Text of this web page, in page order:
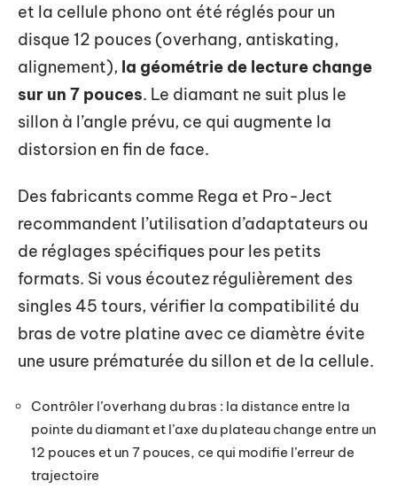
et la cellule phono ont été réglés pour un
disque 12 pouces (overhang, antiskating,
alignement), la géométrie de lecture change
sur un 7 pouces. Le diamant ne suit plus le
sillon à l’angle prévu, ce qui augmente la
distorsion en fin de face.
Des fabricants comme Rega et Pro-Ject
recommandent l’utilisation d’adaptateurs ou
de réglages spécifiques pour les petits
formats. Si vous écoutez régulièrement des
singles 45 tours, vérifier la compatibilité du
bras de votre platine avec ce diamètre évite
une usure prématurée du sillon et de la cellule.
Contrôler l’overhang du bras : la distance entre la
pointe du diamant et l’axe du plateau change entre un
12 pouces et un 7 pouces, ce qui modifie l’erreur de
trajectoire